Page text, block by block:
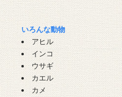
いろんな動物
アヒル
インコ
ウサギ
カエル
カメ